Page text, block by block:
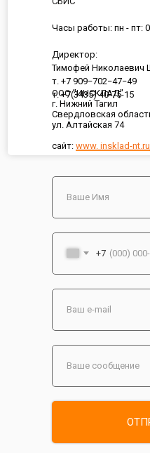
ООО "ИНСКЛАД"
г. Нижний Тагил
Свердловская
ул. Алтайская 74
сайт: www. insklad-nt.ru
Часы работы: пн - пт:
Директор:
Тимофей Николаевич
т. +7 909−702−47−49
т. +7(3435) 40-75-15
+7